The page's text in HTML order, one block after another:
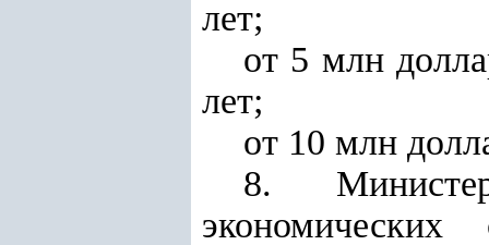
лет;
от 5 млн
лет;
от 10 млн
8.